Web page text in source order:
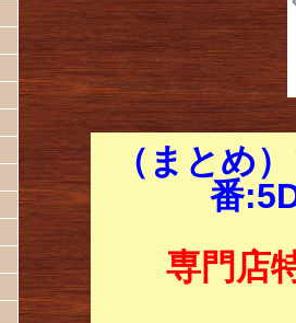
（まとめ
番
専門店